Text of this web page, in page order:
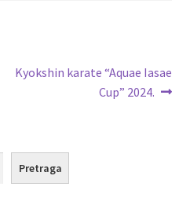
Sljedeća
Kyokshin karate “Aquae Iasae
Cup” 2024.
Pretraga